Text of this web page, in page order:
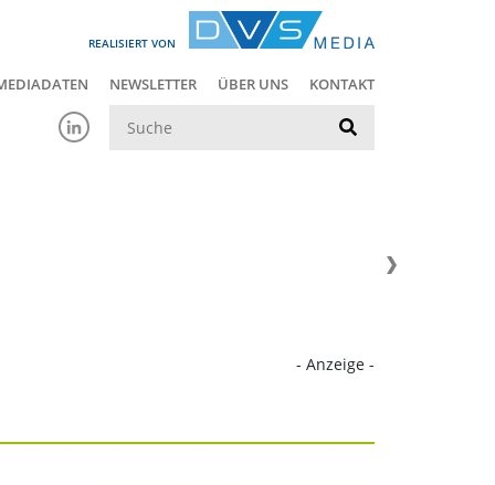
REALISIERT VON
NEWSLETTER ÜBER UNS KONTAKT
- Anzeige -